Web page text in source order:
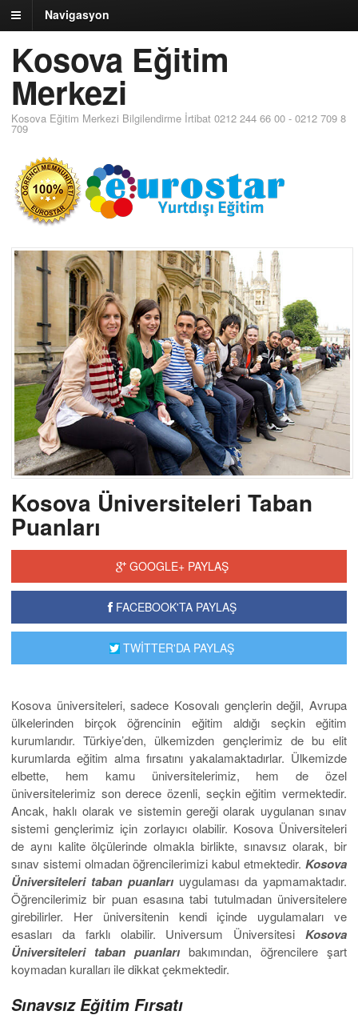
Navigasyon
Kosova Eğitim
Merkezi
Kosova Eğitim Merkezi Bilgilendirme İrtibat 0212 244 66 00 - 0212 709 8
709
Kosova Üniversiteleri Taban
Puanları
GOOGLE+ PAYLAŞ
FACEBOOK'TA PAYLAŞ
TWİTTER'DA PAYLAŞ
Kosova üniversiteleri, sadece Kosovalı gençlerin değil, Avrupa
ülkelerinden birçok öğrencinin eğitim aldığı seçkin eğitim
kurumlarıdır. Türkiye’den, ülkemizden gençlerimiz de bu elit
kurumlarda eğitim alma fırsatını yakalamaktadırlar. Ülkemizde
elbette, hem kamu üniversitelerimiz, hem de özel
üniversitelerimiz son derece özenli, seçkin eğitim vermektedir.
Ancak, haklı olarak ve sistemin gereği olarak uygulanan sınav
sistemi gençlerimiz için zorlayıcı olabilir. Kosova Üniversiteleri
de aynı kalite ölçülerinde olmakla birlikte, sınavsız olarak, bir
sınav sistemi olmadan öğrencilerimizi kabul etmektedir. Kosova
Üniversiteleri taban puanları uygulaması da yapmamaktadır.
Öğrencilerimiz bir puan esasına tabi tutulmadan üniversitelere
girebilirler. Her üniversitenin kendi içinde uygulamaları ve
esasları da farklı olabilir. Universum Üniversitesi Kosova
Üniversiteleri taban puanları bakımından, öğrencilere şart
koymadan kuralları ile dikkat çekmektedir.
Sınavsız Eğitim Fırsatı